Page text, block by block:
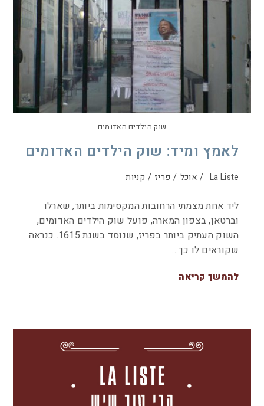
שוק הילדים האדומים
לאמץ ומיד: שוק הילדים האדומים
La Liste
/ אוכל / פריז / קניות
ליד אחת מצמתי הרחובות המקסימות ביותר, שארלו
וברטאן, בצפון המארה, פועל שוק הילדים האדומים,
השוק העתיק ביותר בפריז, שנוסד בשנת 1615. כנראה
שקוראים לו כך…
להמשך קריאה